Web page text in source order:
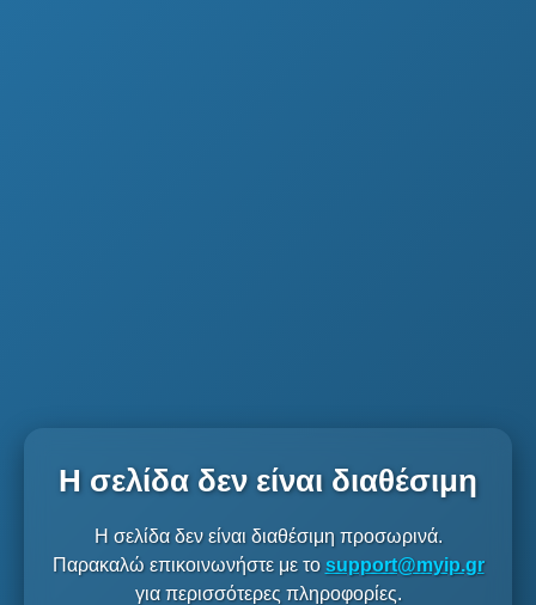
Η σελίδα δεν είναι διαθέσιμη
Η σελίδα δεν είναι διαθέσιμη προσωρινά.
Παρακαλώ επικοινωνήστε με το support@myip.gr
για περισσότερες πληροφορίες.